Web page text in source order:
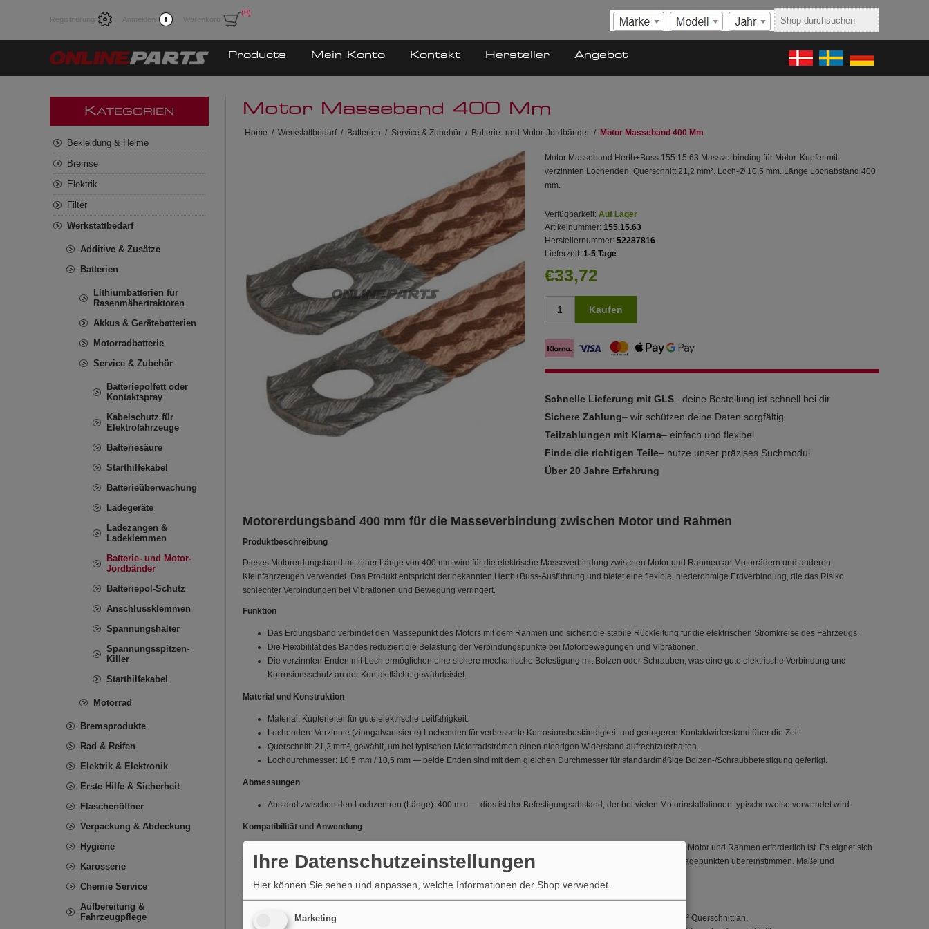
Registrierung Anmelden Warenkorb
(0)
Products Mein Konto Kontakt Hersteller Angebot
Motor Masseband 400 Mm
Home / Werkstattbedarf / Batterien / Service & Zubehör / Batterie- und Motor-Jordbänder / Motor Masseband 400 Mm
Motor Masseband Herth+Buss 155.15.63 Massverbinding für Motor. Kupfer mit
verzinnten Lochenden. Querschnitt 21,2 mm². Loch-Ø 10,5 mm. Länge Lochabstand 400
mm.
Verfügbarkeit: Auf Lager
Artikelnummer: 155.15.63
Herstellernummer: 52287816
Lieferzeit: 1-5 Tage
€33,72
Kaufen
Schnelle Lieferung mit GLS– deine Bestellung ist schnell bei dir
Sichere Zahlung– wir schützen deine Daten sorgfältig
Teilzahlungen mit Klarna– einfach und flexibel
Finde die richtigen Teile– nutze unser präzises Suchmodul
Über 20 Jahre Erfahrung
Motorerdungsband 400 mm für die Masseverbindung zwischen Motor und Rahmen
Produktbeschreibung
Dieses Motorerdungsband mit einer Länge von 400 mm wird für die elektrische Masseverbindung zwischen Motor und Rahmen an Motorrädern und anderen
Kleinfahrzeugen verwendet. Das Produkt entspricht der bekannten Herth+Buss-Ausführung und bietet eine flexible, niederohmige Erdverbindung, die das Risiko
schlechter Verbindungen bei Vibrationen und Bewegung verringert.
Funktion
Das Erdungsband verbindet den Massepunkt des Motors mit dem Rahmen und sichert die stabile Rückleitung für die elektrischen Stromkreise des Fahrzeugs.
Die Flexibilität des Bandes reduziert die Belastung der Verbindungspunkte bei Motorbewegungen und Vibrationen.
Die verzinnten Enden mit Loch ermöglichen eine sichere mechanische Befestigung mit Bolzen oder Schrauben, was eine gute elektrische Verbindung und
Korrosionsschutz an der Kontaktfläche gewährleistet.
Material und Konstruktion
Material: Kupferleiter für gute elektrische Leitfähigkeit.
Lochenden: Verzinnte (zinngalvanisierte) Lochenden für verbesserte Korrosionsbeständigkeit und geringeren Kontaktwiderstand über die Zeit.
Querschnitt: 21,2 mm², gewählt, um bei typischen Motorradströmen einen niedrigen Widerstand aufrechtzuerhalten.
Lochdurchmesser: 10,5 mm / 10,5 mm — beide Enden sind mit dem gleichen Durchmesser für standardmäßige Bolzen-/Schraubbefestigung gefertigt.
Abmessungen
Abstand zwischen den Lochzentren (Länge): 400 mm — dies ist der Befestigungsabstand, der bei vielen Motorinstallationen typischerweise verwendet wird.
Kompatibilität und Anwendung
Das Erdungsband ist für Anwendungen vorgesehen, bei denen eine flexible, aber robuste Masseverbindung zwischen Motor und Rahmen erforderlich ist. Es eignet sich
für Motorräder, Roller und kleinere motorisierte Fahrzeuge, bei denen Querschnitt und Lochdurchmesser mit den Montagepunkten übereinstimmen. Maße und
Lochgrößen machen es kompatibel mit standardmäßigen Befestigungsbolzen vieler Motorhersteller.
Qualitäts- und Identifikationsangaben
MPN: 155.15.63 — die Herstellernummer gibt diese spezifische Variante mit 400 mm Lochabstand und 21,2 mm² Querschnitt an.
KATEGORIEN
Bekleidung & Helme
Bremse
Elektrik
Filter
Werkstattbedarf
Additive & Zusätze
Batterien
Lithiumbatterien für
Rasenmähertraktoren
Akkus & Gerätebatterien
Motorradbatterie
Service & Zubehör
Batteriepolfett oder
Kontaktspray
Kabelschutz für
Elektrofahrzeuge
Batteriesäure
Starthilfekabel
Batterieüberwachung
Ladegeräte
Ladezangen &
Ladeklemmen
Batterie- und Motor-
Jordbänder
Batteriepol-Schutz
Anschlussklemmen
Spannungshalter
Spannungsspitzen-
Killer
Starthilfekabel
Motorrad
Bremsprodukte
Rad & Reifen
Elektrik & Elektronik
Erste Hilfe & Sicherheit
Flaschenöffner
Verpackung & Abdeckung
Hygiene
Karosserie
Chemie Service
Aufbereitung &
Fahrzeugpflege
Ihre Datenschutzeinstellungen
Hier können Sie sehen und anpassen, welche Informationen der Shop verwendet.
Marketing